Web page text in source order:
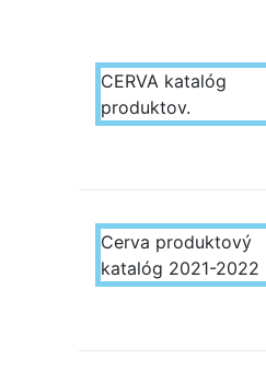
CERVA katalóg
produktov.
Cerva produktový
katalóg 2021-2022